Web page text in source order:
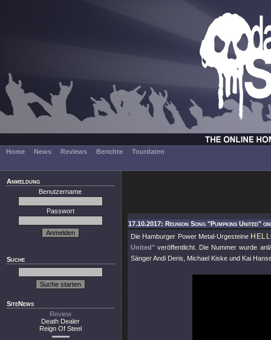
Home News Reviews Berichte Tourdaten
Anmeldung
Benutzername
Passwort
Suche
SiteNews
Review
Death Dealer
Reign Of Steel
17.10.2017: Reunion Song "Pumpkins United"
Die Hamburger Power Metal-Urgesteine
United" veröffentlicht. Die Nummer wurde
Sänger Andi Deris, Michael Kiske und Kai